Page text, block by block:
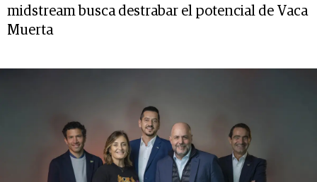
midstream busca destrabar el potencial de Vaca
Muerta